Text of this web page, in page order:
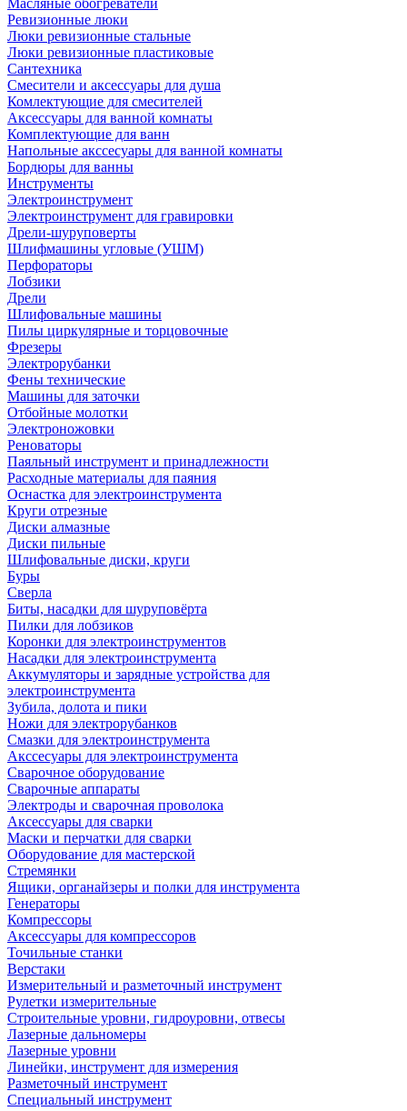
Масляные обогреватели
Ревизионные люки
Люки ревизионные стальные
Люки ревизионные пластиковые
Сантехника
Смесители и аксессуары для душа
Комлектующие для смесителей
Аксессуары для ванной комнаты
Комплектующие для ванн
Напольные акссесуары для ванной комнаты
Бордюры для ванны
Инструменты
Электроинструмент
Электроинструмент для гравировки
Дрели-шуруповерты
Шлифмашины угловые (УШМ)
Перфораторы
Лобзики
Дрели
Шлифовальные машины
Пилы циркулярные и торцовочные
Фрезеры
Электрорубанки
Фены технические
Машины для заточки
Отбойные молотки
Электроножовки
Реноваторы
Паяльный инструмент и принадлежности
Расходные материалы для паяния
Оснастка для электроинструмента
Круги отрезные
Диски алмазные
Диски пильные
Шлифовальные диски, круги
Буры
Сверла
Биты, насадки для шуруповёрта
Пилки для лобзиков
Коронки для электроинструментов
Насадки для электроинструмента
Аккумуляторы и зарядные устройства для
электроинструмента
Зубила, долота и пики
Ножи для электрорубанков
Смазки для электроинструмента
Акссесуары для электроинструмента
Сварочное оборудование
Сварочные аппараты
Электроды и сварочная проволока
Аксессуары для сварки
Маски и перчатки для сварки
Оборудование для мастерской
Стремянки
Ящики, органайзеры и полки для инструмента
Генераторы
Компрессоры
Аксессуары для компрессоров
Точильные станки
Верстаки
Измерительный и разметочный инструмент
Рулетки измерительные
Строительные уровни, гидроуровни, отвесы
Лазерные дальномеры
Лазерные уровни
Линейки, инструмент для измерения
Разметочный инструмент
Специальный инструмент